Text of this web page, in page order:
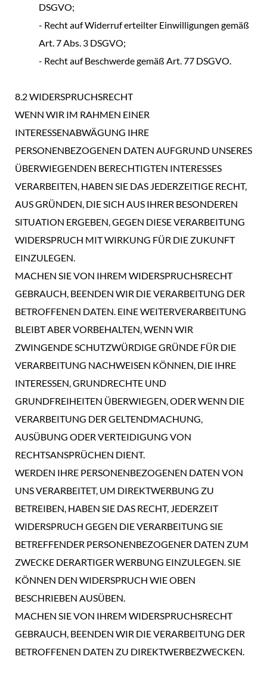
DSGVO;
- Recht auf Widerruf erteilter Einwilligungen gemäß
Art. 7 Abs. 3 DSGVO;
- Recht auf Beschwerde gemäß Art. 77 DSGVO.
8.2 WIDERSPRUCHSRECHT
WENN WIR IM RAHMEN EINER
INTERESSENABWÄGUNG IHRE
PERSONENBEZOGENEN DATEN AUFGRUND UNSERES
ÜBERWIEGENDEN BERECHTIGTEN INTERESSES
VERARBEITEN, HABEN SIE DAS JEDERZEITIGE RECHT,
AUS GRÜNDEN, DIE SICH AUS IHRER BESONDEREN
SITUATION ERGEBEN, GEGEN DIESE VERARBEITUNG
WIDERSPRUCH MIT WIRKUNG FÜR DIE ZUKUNFT
EINZULEGEN.
MACHEN SIE VON IHREM WIDERSPRUCHSRECHT
GEBRAUCH, BEENDEN WIR DIE VERARBEITUNG DER
BETROFFENEN DATEN. EINE WEITERVERARBEITUNG
BLEIBT ABER VORBEHALTEN, WENN WIR
ZWINGENDE SCHUTZWÜRDIGE GRÜNDE FÜR DIE
VERARBEITUNG NACHWEISEN KÖNNEN, DIE IHRE
INTERESSEN, GRUNDRECHTE UND
GRUNDFREIHEITEN ÜBERWIEGEN, ODER WENN DIE
VERARBEITUNG DER GELTENDMACHUNG,
AUSÜBUNG ODER VERTEIDIGUNG VON
RECHTSANSPRÜCHEN DIENT.
WERDEN IHRE PERSONENBEZOGENEN DATEN VON
UNS VERARBEITET, UM DIREKTWERBUNG ZU
BETREIBEN, HABEN SIE DAS RECHT, JEDERZEIT
WIDERSPRUCH GEGEN DIE VERARBEITUNG SIE
BETREFFENDER PERSONENBEZOGENER DATEN ZUM
ZWECKE DERARTIGER WERBUNG EINZULEGEN. SIE
KÖNNEN DEN WIDERSPRUCH WIE OBEN
BESCHRIEBEN AUSÜBEN.
MACHEN SIE VON IHREM WIDERSPRUCHSRECHT
GEBRAUCH, BEENDEN WIR DIE VERARBEITUNG DER
BETROFFENEN DATEN ZU DIREKTWERBEZWECKEN.